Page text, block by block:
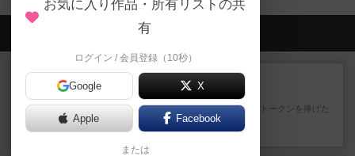
会員の新しい投稿
レビュー
宵と暁の呪文書
4/5点呪文を修得したり使い魔にトークンを捧げた
りして得点を増やしてい...
約1時間前by ワタル
お気に入り作品・所有リストの共
有
ログイン / 会員登録（10秒）
Google X
Apple Facebook
または